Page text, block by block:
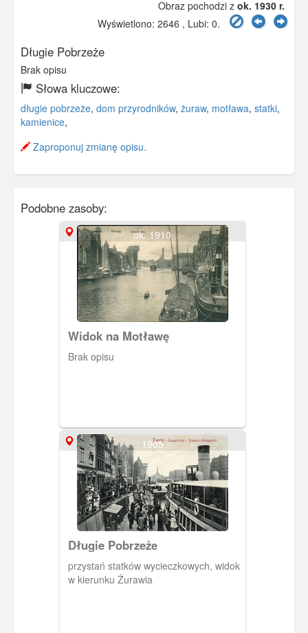
Obraz pochodzi z ok. 1930 r.
Wyświetlono: 2646 , Lubi: 0.
Długie Pobrzeże
Brak opisu
Słowa kluczowe:
długie pobrzeże, dom przyrodników, żuraw, motława, statki,
kamienice,
Zaproponuj zmianę opisu.
Podobne zasoby:
ok. 1910
Widok na Motławę
Brak opisu
1905
Długie Pobrzeże
przystań statków wycieczkowych, widok
w kierunku Żurawia